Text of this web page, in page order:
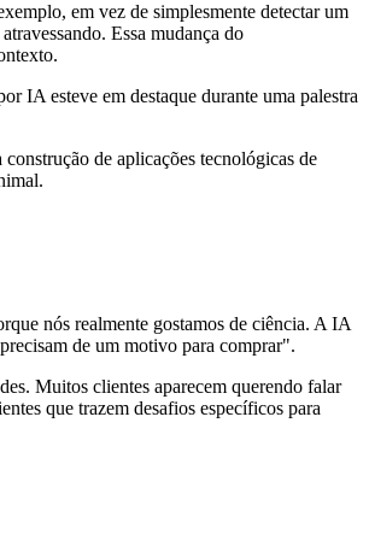
em vez de simplesmente detectar um
Essa mudança do
IA esteve em destaque durante uma palestra
de aplicações tecnológicas de
nós realmente gostamos de ciência. A IA
de um motivo para comprar".
Muitos clientes aparecem querendo falar
que trazem desafios específicos para